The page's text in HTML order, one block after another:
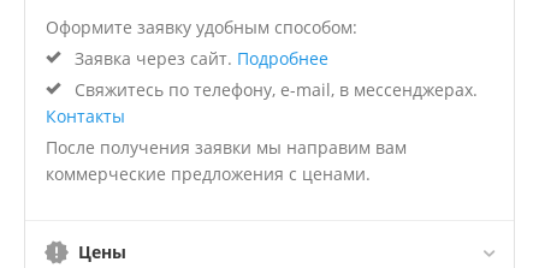
Оформите заявку удобным способом:
Заявка через сайт. Подробнее
Свяжитесь по телефону, e-mail, в мессенджерах.
Контакты
После получения заявки мы направим вам
коммерческие предложения с ценами.
Цены